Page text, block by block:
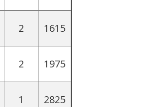
2 1615
2 1975
1 2825